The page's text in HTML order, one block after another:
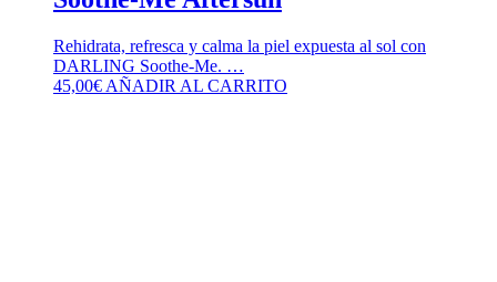
Rehidrata, refresca y calma la piel expuesta al sol con
DARLING Soothe-Me. …
45,00€ AÑADIR AL CARRITO